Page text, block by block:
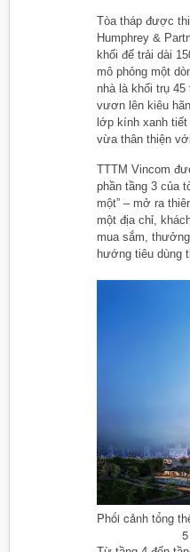
Tòa tháp được
Humphrey &
khối đế trải dài
mô phỏng một
nhà là khối trụ
vươn lên kiêu
lớp kính xanh
vừa thân thiện
TTTM Vincom
phần tầng 3 của
một” – mở ra
một địa chỉ,
mua sắm,
hướng tiêu dùng
Phối cảnh tổng